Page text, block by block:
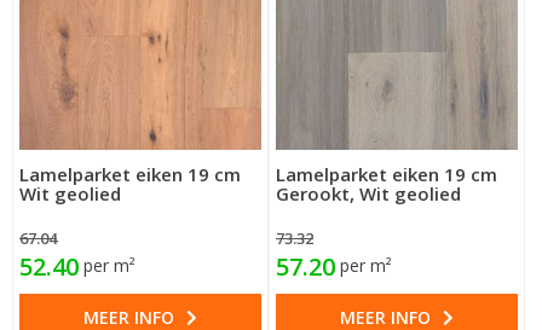
Lamelparket eiken 19 cm
Wit geolied
67.04
52.40 per m²
MEER INFO
Lamelparket eiken 19 cm
Gerookt, Wit geolied
73.32
57.20 per m²
MEER INFO